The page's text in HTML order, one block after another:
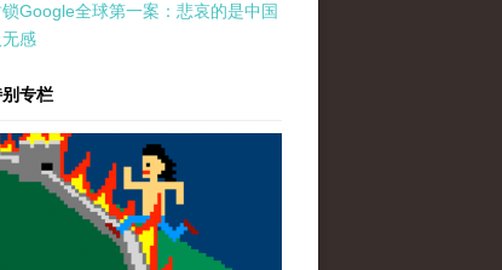
Google全球第一案：悲哀的是中国
无感
专栏